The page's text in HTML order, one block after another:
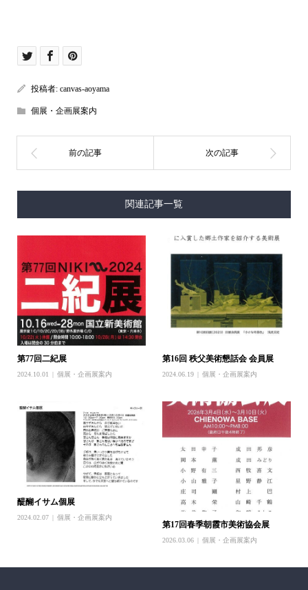
投稿者: canvas-aoyama
個展・企画展案内
関連記事一覧
第77回二紀展
2024.10.01 個展・企画展案内
第16回 秩父美術懇話会 会員展
2024.06.19 個展・企画展案内
醍醐イサム個展
2024.02.07 個展・企画展案内
第17回春季朝霞市美術協会展
2026.03.06 個展・企画展案内